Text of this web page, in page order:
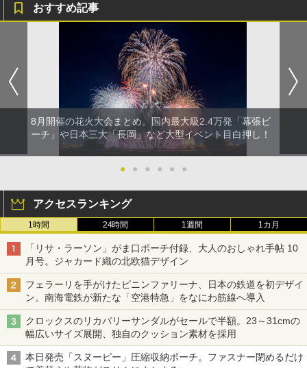
おすすめ記事
8月開催の花火大会まとめ。国内最大級2.4万発「幕張ビ
ーチ」や日本三大「長岡」など大型イベント目白押し！
● ● ● ● ● ●
アクセスランキング
1時間 24時間 1週間 1カ月
「リサ・ラーソン」がま口ポーチ付録、大人のおしゃれ手帖 10
月号。ジャカード織の北欧猫デザイン
フェラーリを手がけたピニンファリーナ、日本の鉄道を初デザイ
ン。南海電鉄が新たな「空港特急」をなにわ筋線へ導入
クロックスのリカバリーサンダルがセールで半額。23～31cmの
幅広いサイズ展開、独自のクッション素材を採用
本日発売「スヌーピー」圧縮収納ポーチ。ファスナー閉めるだけ